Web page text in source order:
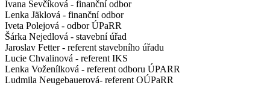
Ivana Ševčíková - finanční odbor
Lenka Jäklová - finanční odbor
Iveta Polejová - odbor ÚPaRR
Šárka Nejedlová - stavební úřad
Jaroslav Fetter - referent stavebního úřadu
Lucie Chvalinová - referent IKS
Lenka Voženílková - referent odboru ÚPARR
Ludmila Neugebauerová- referent OÚPaRR